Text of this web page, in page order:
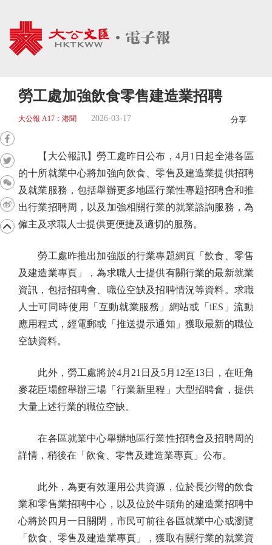
勞工處加強飲食零售建造業招聘
大公報 A17：港聞 2026-03-17 分享
【大公報訊】勞工處昨日公布，4月1日起全港各區
的十所就業中心將加強向飲食、零售及建造業提供招聘
及就業服務，包括舉辦更多地區行業性專題招聘會和推
出行業招聘周，以及加強相關行業的就業諮詢服務，為
僱主及求職人士提供更便捷及適切的服務。
勞工處昨推出加強版的行業專題網頁「飲食、零售
及建造業專頁」，為求職人士提供有關行業的最新就業
資訊，包括招聘會、職位空缺及招聘情況等資料。求職
人士可同時使用「互動就業服務」網站或「iES」流動
應用程式，經電郵或「推送提示通知」獲取最新的職位
空缺資料。
此外，勞工處將於4月21日及5月12至13日，在旺角
麥花臣場館舉辦三場「行業新里程」大型招聘會，提供
大量上述行業的職位空缺。
在各區就業中心舉辦地區行業性招聘會及招聘周的
詳情，稍後在「飲食、零售及建造業專頁」公布。
此外，為更有效運用公共資源，位於長沙灣的飲食
業和零售業招聘中心，以及位於牛頭角的建造業招聘中
心將於四月一日關閉，市民可前往各區就業中心或瀏覽
「飲食、零售及建造業專頁」，獲取有關行業的就業資